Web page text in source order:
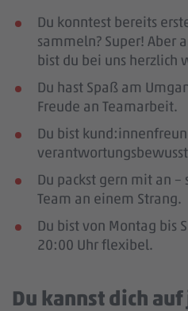
Du konntest bereits
sammeln? Super! Aber
bist du bei uns herzlich
Du hast Spaß am
Freude an Teamarbeit.
Du bist
Du packst gern mit an
Team an einem Strang.
Du bist von Montag bis
20:00 Uhr flexibel.
Du kannst dich